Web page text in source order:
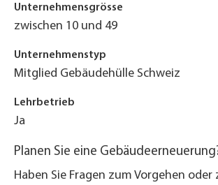
Unternehmensgrösse
zwischen 10 und 49
Unternehmenstyp
Mitglied Gebäudehülle Schweiz
Lehrbetrieb
Ja
Planen Sie eine
Haben Sie Fragen zum Vorgehen oder